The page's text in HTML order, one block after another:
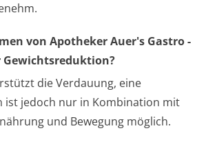
von Apotheker Auer's Gastro -
die Verdauung, eine
ist jedoch nur in Kombination mit
und Bewegung möglich.